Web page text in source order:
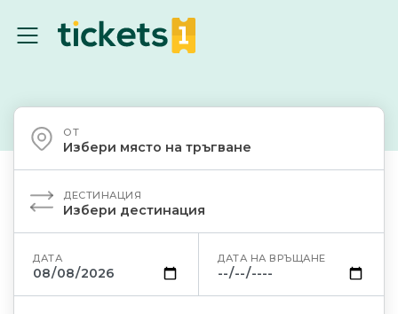
ОТ
Избери място на тръгване
ДЕСТИНАЦИЯ
Избери дестинация
ДАТА ДАТА НА ВРЪЩАНЕ